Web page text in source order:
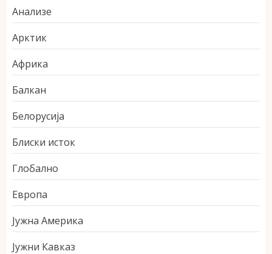
Анализе
Арктик
Африка
Балкан
Белорусија
Блиски исток
Глобално
Европа
Јужна Америка
Јужни Кавказ